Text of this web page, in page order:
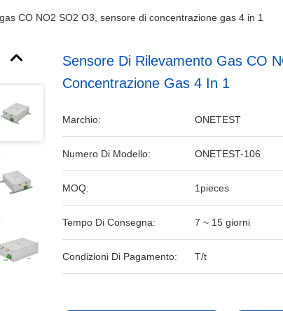
CO NO2 SO2 O3, sensore di concentrazione gas 4 in 1
Sensore Di Rilevamento Gas CO
Concentrazione Gas 4 In 1
Marchio: ONETEST
Numero Di Modello: ONETEST-106
MOQ: 1pieces
Tempo Di Consegna: 7 ~ 15 giorni
Condizioni Di Pagamento: T/t